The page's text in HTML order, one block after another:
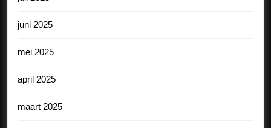
juni 2025
mei 2025
april 2025
maart 2025